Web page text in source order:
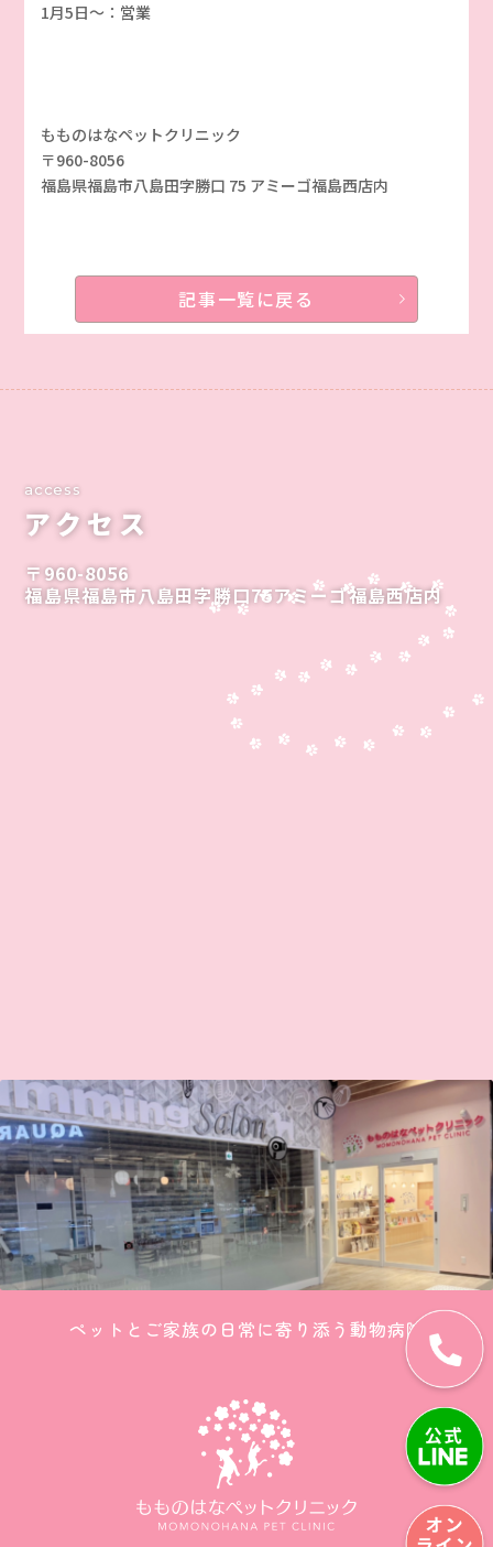
1月5日～：営業
もものはなペットクリニック
〒960-8056
福島県福島市八島田字勝口 75 アミーゴ福島西店内
記事一覧に戻る
access
アクセス
〒960-8056
福島県福島市八島田字勝口75アミーゴ福島西店内
ペットとご家族の日常に寄り添う動物病院